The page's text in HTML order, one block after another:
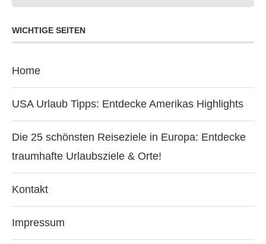
WICHTIGE SEITEN
Home
USA Urlaub Tipps: Entdecke Amerikas Highlights
Die 25 schönsten Reiseziele in Europa: Entdecke
traumhafte Urlaubsziele & Orte!
Kontakt
Impressum